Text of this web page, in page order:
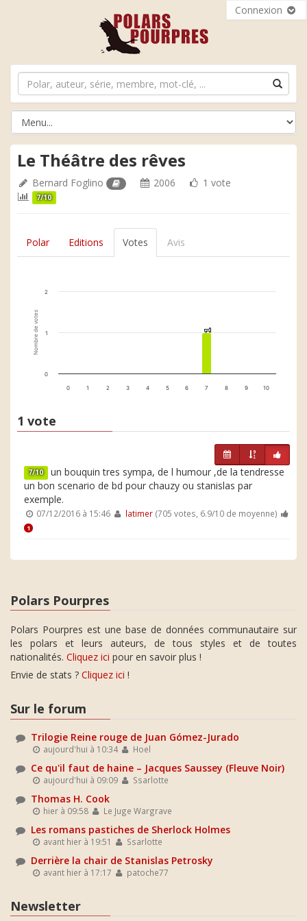
Connexion
Le Théâtre des rêves
Bernard Foglino 2006 1 vote
7/10
Polar Editions Votes Avis
Nombre de votes 1
1
0 1 2 3 4 5 6 7 8 9 10
0
1
2
1 vote
7/10 un bouquin tres sympa, de l humour ,de la tendresse
un bon scenario de bd pour chauzy ou stanislas par
exemple.
07/12/2016 à 15:46 latimer(705 votes, 6.9/10 de moyenne)
1
Polars Pourpres
Polars Pourpres est une base de données communautaire sur
les polars et leurs auteurs, de tous styles et de toutes
nationalités. Cliquez ici pour en savoir plus !
Envie de stats ? Cliquez ici !
Sur le forum
Trilogie Reine rouge de Juan Gómez-Jurado
aujourd'hui à 10:34 Hoel
Ce qu'il faut de haine – Jacques Saussey (Fleuve Noir)
aujourd'hui à 09:09 Ssarlotte
Thomas H. Cook
hier à 09:58 Le Juge Wargrave
Les romans pastiches de Sherlock Holmes
avant hier à 19:51 Ssarlotte
Derrière la chair de Stanislas Petrosky
avant hier à 17:17 patoche77
Newsletter